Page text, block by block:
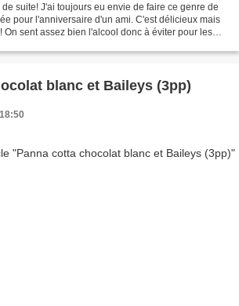
suite! J'ai toujours eu envie de faire ce genre de
pour l'anniversaire d'un ami. C'est délicieux mais
On sent assez bien l'alcool donc à éviter pour les
blanc et Baileys (3pp)